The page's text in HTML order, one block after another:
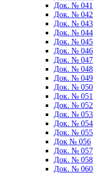
Док. № 041
Док. № 042
Док. № 043
Док. № 044
Док. № 045
Док. № 046
Док. № 047
Док. № 048
Док. № 049
Док. № 050
Док. № 051
Док. № 052
Док. № 053
Док. № 054
Док. № 055
Док № 056
Док. № 057
Док. № 058
Док. № 060